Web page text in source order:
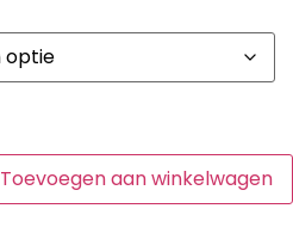
Toevoegen aan winkelwagen